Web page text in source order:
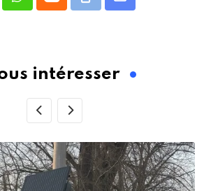
WhatsappCloudPrint
Share
intéresser